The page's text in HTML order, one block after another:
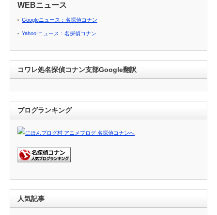
WEBニュース
Googleニュース：名探偵コナン
Yahoo!ニュース：名探偵コナン
コワレ処名探偵コナン支部Google翻訳
ブログランキング
人気記事